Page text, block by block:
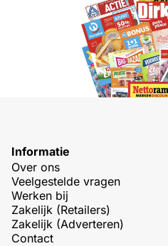
Informatie
Over ons
Veelgestelde vragen
Werken bij
Zakelijk (Retailers)
Zakelijk (Adverteren)
Contact